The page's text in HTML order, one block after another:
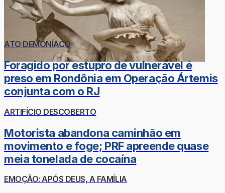
ATO DEMONÍACO
Foragido por estupro de vulnerável é
preso em Rondônia em Operação Ártemis
conjunta com o RJ
ARTIFÍCIO DESCOBERTO
Motorista abandona caminhão em
movimento e foge; PRF apreende quase
meia tonelada de cocaína
EMOÇÃO: APÓS DEUS, A FAMÍLIA